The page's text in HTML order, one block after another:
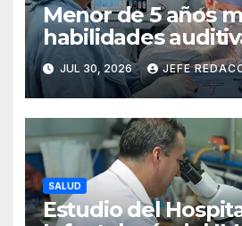
Menor de 5 años
habilidades
lenguaje tras
Hospital de
del IMSS en
JUL 30, 2026 JEFE
SALUD
Estudio del